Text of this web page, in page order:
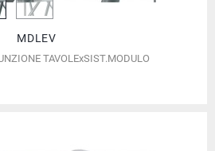
MDLEV
TAVOLExSIST.MODULO